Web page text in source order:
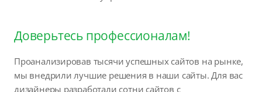
Доверьтесь профессионалам!
Проанализировав тысячи успешных сайтов на рынке,
мы внедрили лучшие решения в наши сайты. Для вас
дизайнеры разработали сотни сайтов с